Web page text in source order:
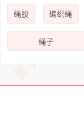
绳股 编织绳
绳子